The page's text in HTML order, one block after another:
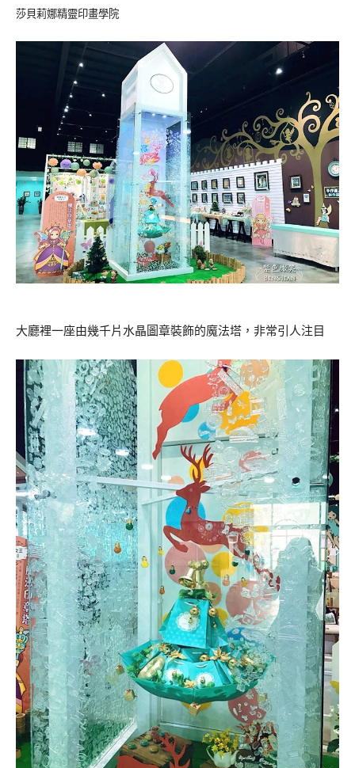
莎貝莉娜精靈印畫學院
大廳裡一座由幾千片水晶圖章裝飾的魔法塔，非常引人注目